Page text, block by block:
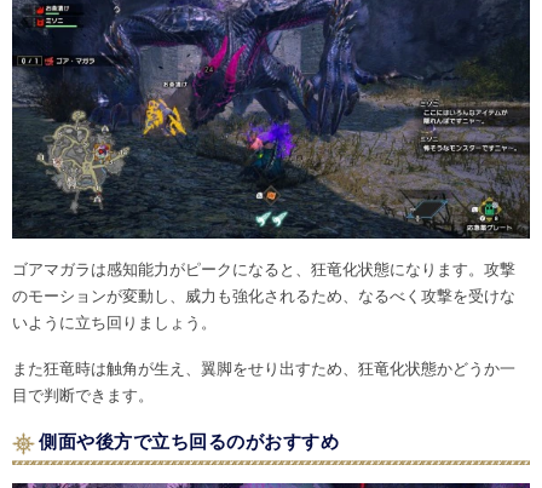
ゴアマガラは感知能力がピークになると、狂竜化状態になります。攻撃
のモーションが変動し、威力も強化されるため、なるべく攻撃を受けな
いように立ち回りましょう。
また狂竜時は触角が生え、翼脚をせり出すため、狂竜化状態かどうか一
目で判断できます。
側面や後方で立ち回るのがおすすめ